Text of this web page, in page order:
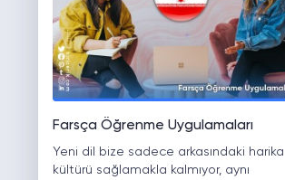
Farsça Öğrenme Uygulamaları
Yeni dil bize sadece arkasındaki harika
kültürü sağlamakla kalmıyor, aynı